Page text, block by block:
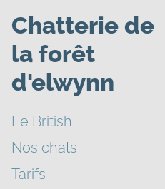
Chatterie de
la forêt
d'elwynn
Le British
Nos chats
Tarifs